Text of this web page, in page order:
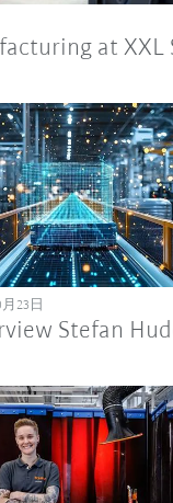
at XXL
Stefan
23日